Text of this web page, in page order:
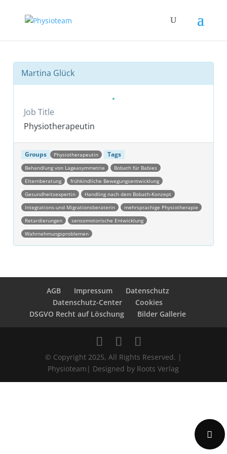
Martina Glück
Job Title
Physiotherapeutin
Groups Physiotherapeutin Tags
Behandlung von Lageasymmetrie
Bobath für Babies
Elternberatung
frühkindliche Bewegungsentwicklung
Gesundheitsexpertin
Handling nach dem Bobath-Konzept
Integrations-und Migrationsberaterin
mehrsprachige Physiotherapie
Retardierungen
sensomotorische Entwicklung
Wahrnehmungsproblemen
AGB Impressum
Datenschutz
Datenschutz-Center
Cookies
DSGVO Recht auf Löschung
Bilder Gallerie
© Copyright 2025, All Rights Reserved. |
Physioteam| Designed by Roots Verlag